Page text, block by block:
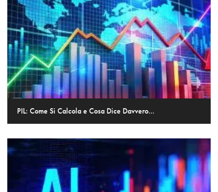
PIL: Come Si Calcola e Cosa Dice Davvero...